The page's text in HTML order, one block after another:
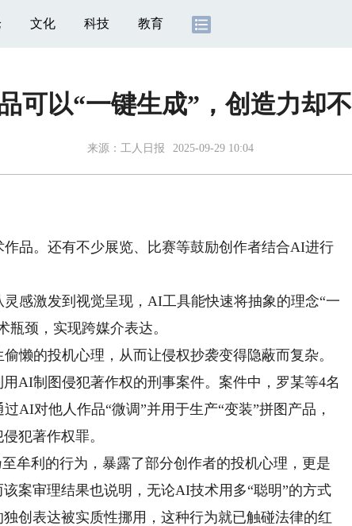
文化 科技 教育
可以“一键生成”，创造力却
来源： 工人日报 2025-09-29 10:04
。还有不少展览、比赛等鼓励创作者结合AI进行
激发到视觉呈现，AI工具能快速将抽象的理念“一
颈，实现跨媒介表达。
的投机心理，从而让侵权抄袭变得隐蔽而复杂。
AI制图侵犯著作权的刑事案件。案件中，罗某等4名
AI对他人作品“微调”并用于生产“变装”拼图产品，
犯著作权罪。
利的行为，暴露了部分创作者的投机心理，更是
案审理结果也说明，无论AI技术用多“聪明”的方式
创表达被实质性挪用，这种行为就已触碰法律的红